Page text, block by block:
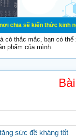
thức kinh nghiệm
có thắc mắc, bạn có
phẩm của mình.
sức đề kháng tốt